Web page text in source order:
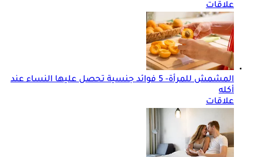
علاقات
المشمش للمرأة- 5 فوائد جنسية تحصل عليها النساء عند
أكله
علاقات